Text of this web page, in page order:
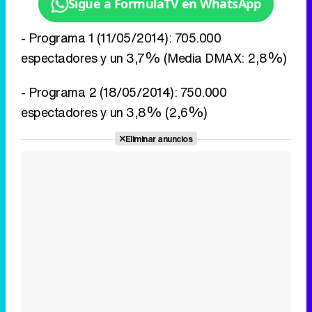
Sigue a FormulaTV en WhatsApp
- Programa 1 (11/05/2014): 705.000
espectadores y un 3,7% (Media DMAX: 2,8%)
- Programa 2 (18/05/2014): 750.000
espectadores y un 3,8% (2,6%)
Eliminar anuncios